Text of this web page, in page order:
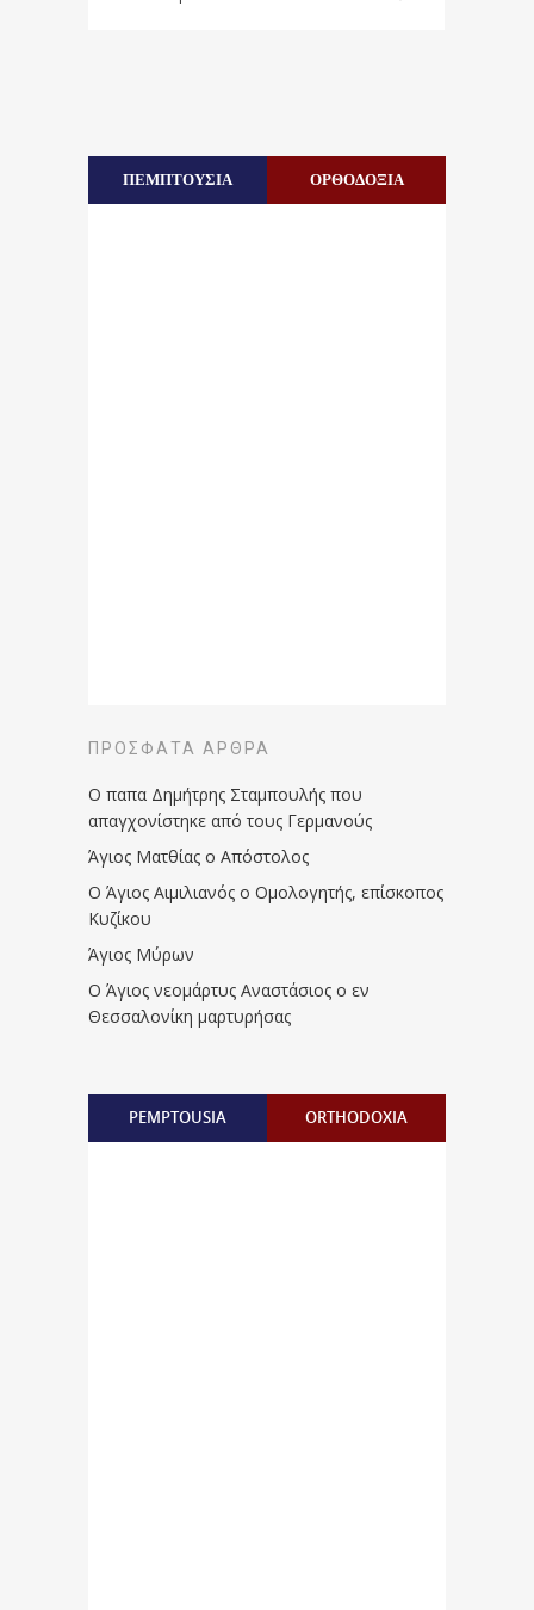
ΠΕΜΠΤΟΥΣΙΑ ΟΡΘΟΔΟΞΙΑ
ΠΡΌΣΦΑΤΑ ΆΡΘΡΑ
Ο παπα Δημήτρης Σταμπουλής που
απαγχονίστηκε από τους Γερμανούς
Άγιος Ματθίας ο Απόστολος
Ο Άγιος Αιμιλιανός ο Ομολογητής, επίσκοπος
Κυζίκου
Άγιος Μύρων
Ο Άγιος νεομάρτυς Αναστάσιος ο εν
Θεσσαλονίκη μαρτυρήσας
PEMPTOUSIA ORTHODOXIA